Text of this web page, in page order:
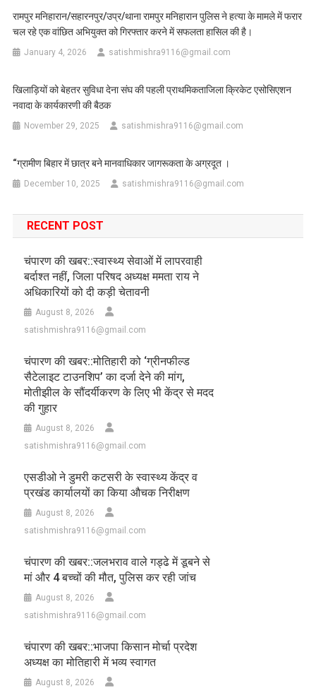
रामपुर मनिहारान/सहारनपुर/उप्र/थाना रामपुर मनिहारान पुलिस ने हत्या के मामले में फरार
चल रहे एक वांछित अभियुक्त को गिरफ्तार करने में सफलता हासिल की है।
January 4, 2026 satishmishra9116@gmail.com
खिलाड़ियों को बेहतर सुविधा देना संघ की पहली प्राथमिकताजिला क्रिकेट एसोसिएशन
नवादा के कार्यकारणी की बैठक
November 29, 2025 satishmishra9116@gmail.com
“ग्रामीण बिहार में छात्र बने मानवाधिकार जागरूकता के अग्रदूत ।
December 10, 2025 satishmishra9116@gmail.com
RECENT POST
चंपारण की खबर::स्वास्थ्य सेवाओं में लापरवाही
बर्दाश्त नहीं, जिला परिषद अध्यक्ष ममता राय ने
अधिकारियों को दी कड़ी चेतावनी
August 8, 2026
satishmishra9116@gmail.com
चंपारण की खबर::मोतिहारी को ‘ग्रीनफील्ड
सैटेलाइट टाउनशिप’ का दर्जा देने की मांग,
मोतीझील के सौंदर्यीकरण के लिए भी केंद्र से मदद
की गुहार
August 8, 2026
satishmishra9116@gmail.com
एसडीओ ने डुमरी कटसरी के स्वास्थ्य केंद्र व
प्रखंड कार्यालयों का किया औचक निरीक्षण
August 8, 2026
satishmishra9116@gmail.com
चंपारण की खबर::जलभराव वाले गड्ढे में डूबने से
मां और 4 बच्चों की मौत, पुलिस कर रही जांच
August 8, 2026
satishmishra9116@gmail.com
चंपारण की खबर::भाजपा किसान मोर्चा प्रदेश
अध्यक्ष का मोतिहारी में भव्य स्वागत
August 8, 2026